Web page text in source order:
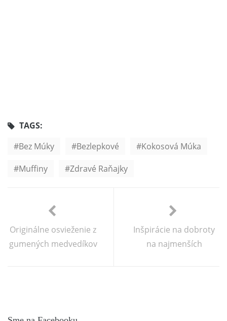
TAGS:
Bez Múky
Bezlepkové
Kokosová Múka
Muffiny
Zdravé Raňajky
Originálne osvieženie z
gumených medvedíkov
Inšpirácie na dobroty
na najmenších